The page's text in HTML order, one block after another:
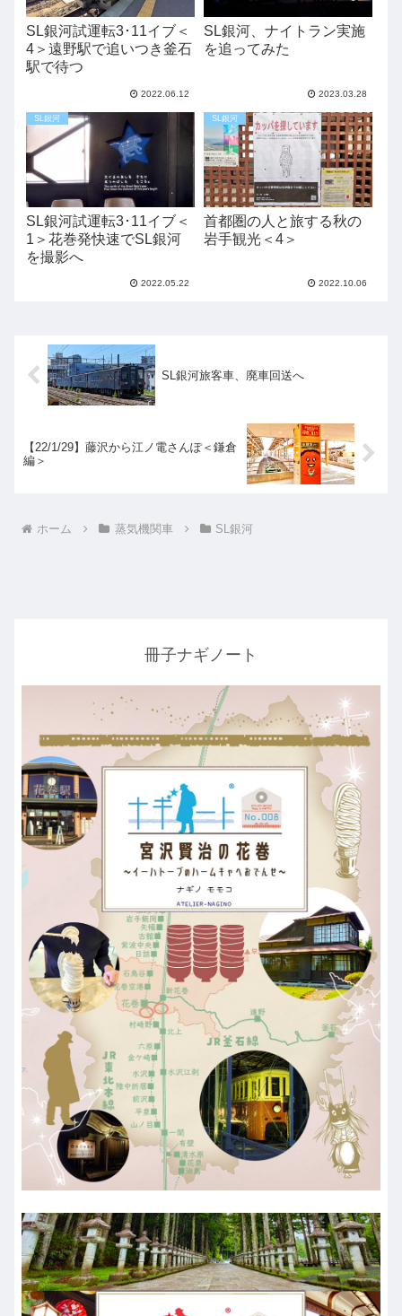
SL銀河試運転3･11イブ＜
4＞遠野駅で追いつき釜石
駅で待つ
2022.06.12
SL銀河、ナイトラン実施
を追ってみた
2023.03.28
SL銀河
SL銀河試運転3･11イブ＜
1＞花巻発快速でSL銀河
を撮影へ
2022.05.22
SL銀河
首都圏の人と旅する秋の
岩手観光＜4＞
2022.10.06
SL銀河旅客車、廃車回送へ
【22/1/29】藤沢から江ノ電さんぽ＜鎌倉
編＞
ホーム 蒸気機関車 SL銀河
冊子ナギノート